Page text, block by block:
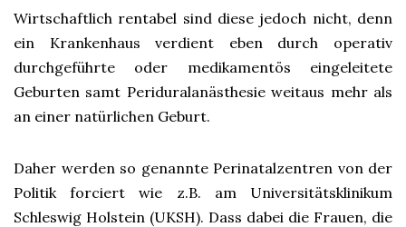
Wirtschaftlich rentabel sind diese jedoch nicht, denn
ein Krankenhaus verdient eben durch operativ
durchgeführte oder medikamentös eingeleitete
Geburten samt Periduralanästhesie weitaus mehr als
an einer natürlichen Geburt.
Daher werden so genannte Perinatalzentren von der
Politik forciert wie z.B. am Universitätsklinikum
Schleswig Holstein (UKSH). Dass dabei die Frauen, die